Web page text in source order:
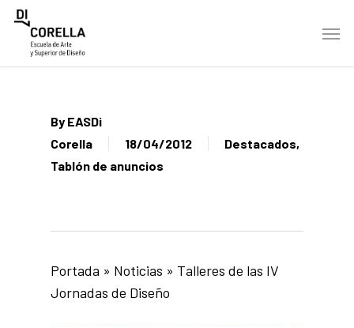
Skip
Menu
By EASDi
Corella
18/04/2012 Destacados,
Tablón de anuncios
Portada » Noticias » Talleres de las IV
Jornadas de Diseño